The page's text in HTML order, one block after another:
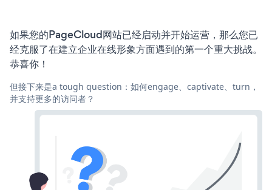
如果您的PageCloud网站已经启动并开始运营，那么您已
经克服了在建立企业在线形象方面遇到的第一个重大挑战。
恭喜你！
但接下来是a tough question：如何engage、captivate、turn，
并支持更多的访问者？